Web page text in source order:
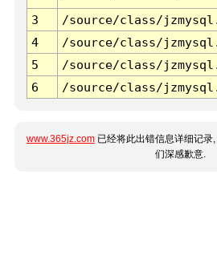
3 /source/class/
4
/source/class/
5
/source/class/
6
/source/class/
www.365jz.com 已经将此出错信息详细记
们深感歉意.